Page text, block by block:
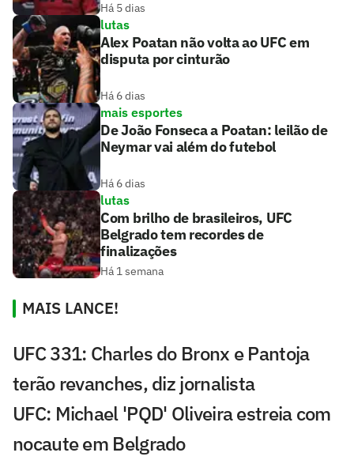
Há 5 dias
lutas
Alex Poatan não volta ao UFC em
disputa por cinturão
Há 6 dias
mais esportes
De João Fonseca a Poatan: leilão de
Neymar vai além do futebol
Há 6 dias
lutas
Com brilho de brasileiros, UFC
Belgrado tem recordes de
finalizações
Há 1 semana
MAIS LANCE!
UFC 331: Charles do Bronx e Pantoja
terão revanches, diz jornalista
UFC: Michael 'PQD' Oliveira estreia com
nocaute em Belgrado